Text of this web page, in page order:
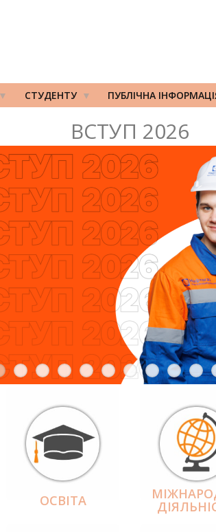
СТУДЕНТУ ПУБЛІЧНА
ВСТУП 2026
ОСВІТА